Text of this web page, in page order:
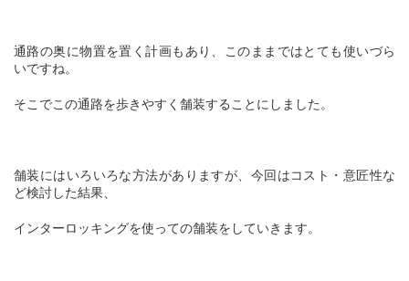
通路の奥に物置を置く計画もあり、このままではとても使いづら
いですね。
そこでこの通路を歩きやすく舗装することにしました。
舗装にはいろいろな方法がありますが、今回はコスト・意匠性な
ど検討した結果、
インターロッキングを使っての舗装をしていきます。